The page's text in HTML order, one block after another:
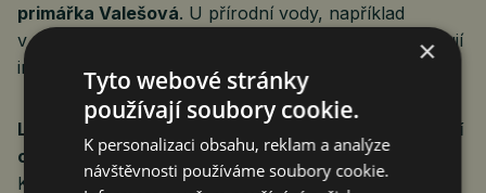
primářka Valešová. U přírodní vody, například
v rybnících či jezerech, a u potápění lékaři doporučují
individuální konzultaci s operatérem.
Letadlem i do ciziny: Po většině zákroků nic nebrání
cestování
Kabinový tlak v komerčních letadlech není pro hojící
×
Tyto webové stránky
používají soubory cookie.
K personalizaci obsahu, reklam a analýze
návštěvnosti používáme soubory cookie.